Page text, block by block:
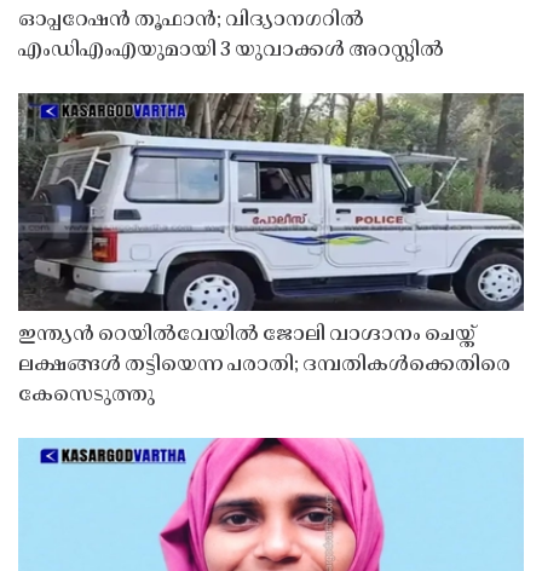
ഓപ്പറേഷൻ തൂഫാൻ; വിദ്യാനഗറിൽ
എംഡിഎംഎയുമായി 3 യുവാക്കൾ അറസ്റ്റിൽ
ഇന്ത്യൻ റെയിൽവേയിൽ ജോലി വാഗ്ദാനം ചെയ്ത്
ലക്ഷങ്ങൾ തട്ടിയെന്ന പരാതി; ദമ്പതികൾക്കെതിരെ
കേസെടുത്തു